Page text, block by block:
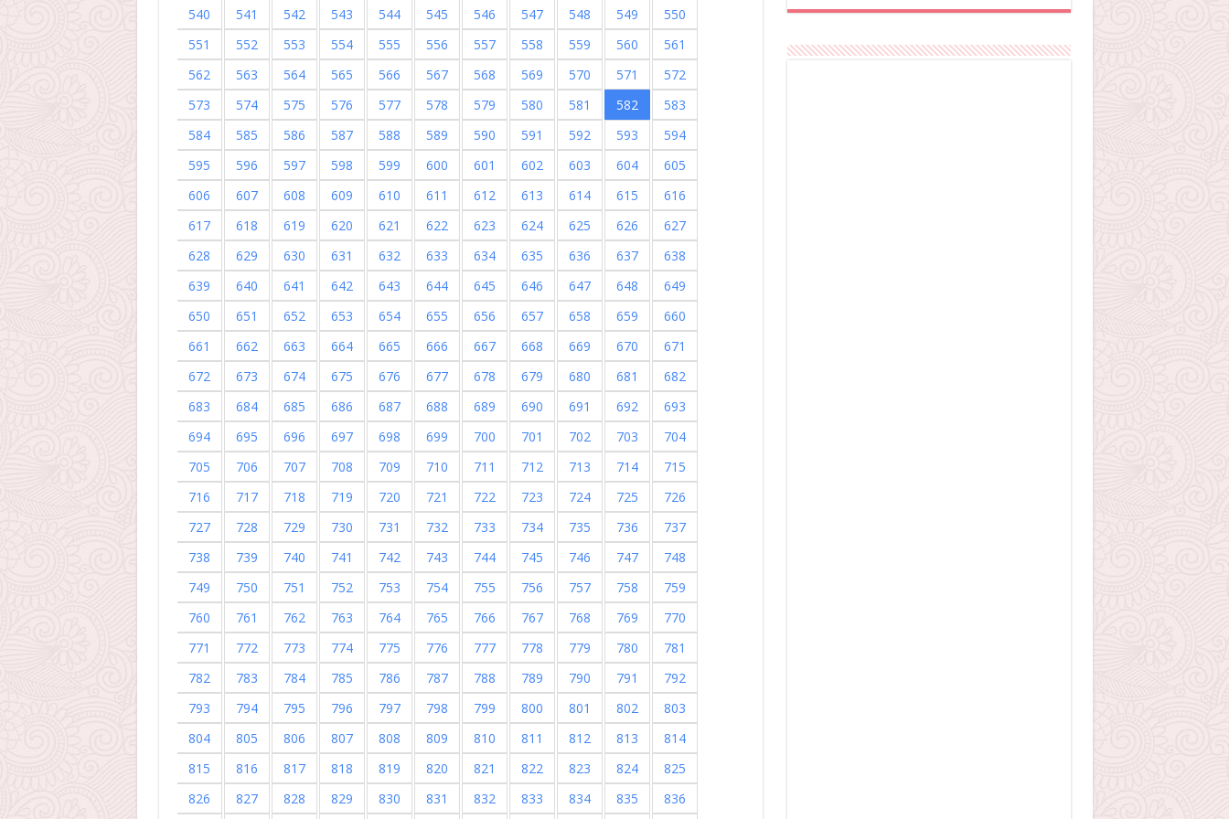
540 541 542 543 544 545 546 547 548 549
550
551
552 553 554 555 556 557 558 559 560
561
562
563 564 565 566 567 568 569 570 571
572
573
574 575 576 577 578 579 580 581 582
583
584
585 586 587 588 589 590 591 592 593
594
595
596 597 598 599 600 601 602 603 604
605
606
607 608 609 610 611 612 613 614 615
616
617
618 619 620 621 622 623 624 625 626
627
628
629 630 631 632 633 634 635 636 637
638
639
640 641 642 643 644 645 646 647 648
649
650
651 652 653 654 655 656 657 658 659
660
661
662 663 664 665 666 667 668 669 670
671
672
673 674 675 676 677 678 679 680 681
682
683
684 685 686 687 688 689 690 691 692
693
694
695 696 697 698 699 700 701 702 703
704
705
706 707 708 709 710 711 712 713 714
715
716
717 718 719 720 721 722 723 724 725
726
727
728 729 730 731 732 733 734 735 736
737
738
739 740 741 742 743 744 745 746 747
748
749
750 751 752 753 754 755 756 757 758
759
760
761 762 763 764 765 766 767 768 769
770
771
772 773 774 775 776 777 778 779 780
781
782
783 784 785 786 787 788 789 790 791
792
793
794 795 796 797 798 799 800 801 802
803
804
805 806 807 808 809 810 811 812 813
814
815
816 817 818 819 820 821 822 823 824
825
826
827 828 829 830 831 832 833 834 835 836